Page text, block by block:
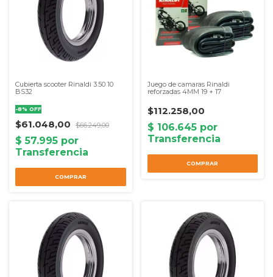
Cubierta scooter Rinaldi 3.50 10
BS32
-8% OFF
$61.048,00 $66.249,00
COMPRAR
Juego de camaras Rinaldi
reforzadas 4MM 19 + 17
$112.258,00